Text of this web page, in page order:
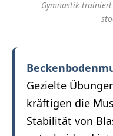
Gymnastik
Gezielte
kräftigen die
Stabilität von